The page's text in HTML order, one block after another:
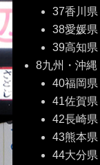
37香川県
38愛媛県
39高知県
8九州・沖縄
40福岡県
41佐賀県
42長崎県
43熊本県
44大分県